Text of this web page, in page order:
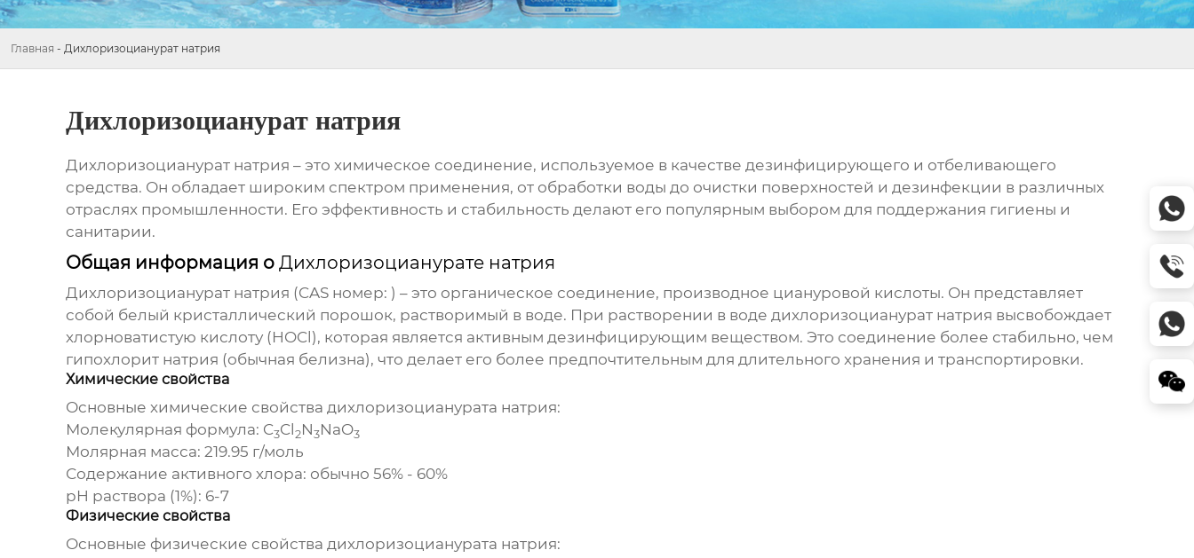
Главная - Дихлоризоцианурат натрия
Дихлоризоцианурат натрия
Дихлоризоцианурат натрия – это химическое соединение, используемое в качестве дезинфицирующего и отбеливающего
средства. Он обладает широким спектром применения, от обработки воды до очистки поверхностей и дезинфекции в различных
отраслях промышленности. Его эффективность и стабильность делают его популярным выбором для поддержания гигиены и
санитарии.
Общая информация о Дихлоризоцианурате натрия
Дихлоризоцианурат натрия (CAS номер: ) – это органическое соединение, производное циануровой кислоты. Он представляет
собой белый кристаллический порошок, растворимый в воде. При растворении в воде дихлоризоцианурат натрия высвобождает
хлорноватистую кислоту (HOCl), которая является активным дезинфицирующим веществом. Это соединение более стабильно, чем
гипохлорит натрия (обычная белизна), что делает его более предпочтительным для длительного хранения и транспортировки.
Химические свойства
Основные химические свойства дихлоризоцианурата натрия:
Молекулярная формула: C3Cl 2N3NaO3
Молярная масса: 219.95 г/моль
Содержание активного хлора: обычно 56% - 60%
pH раствора (1%): 6-7
Физические свойства
Основные физические свойства дихлоризоцианурата натрия: